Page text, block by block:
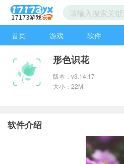
首页 游戏 软件
形色识花
版本：v3.14.17
大小：22M
软件介绍